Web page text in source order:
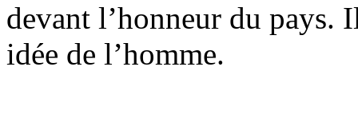
devant l’honneur du pays.
idée de l’homme.